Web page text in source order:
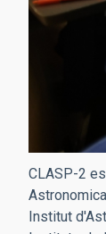
CLASP-2
Institut